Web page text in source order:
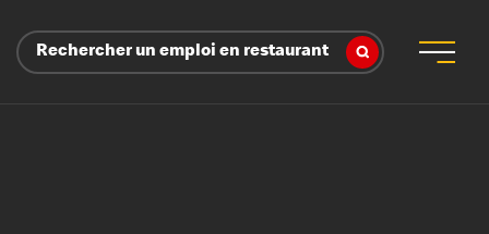
Rechercher un emploi en restaurant